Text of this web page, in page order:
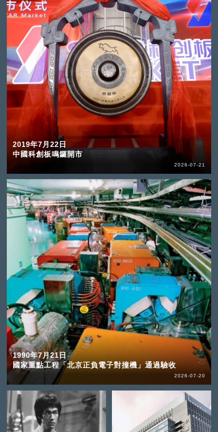
2019年7月22日
中國科創板鳴鑼開市
2026-07-21
1990年7月21日
國家重點工程「北京正負電子對撞機」通過驗收
2026-07-20